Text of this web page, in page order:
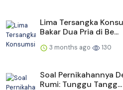
Lima Tersangka
Bakar Dua Pria di Be...
3 months ago 130
Soal Pernikahannya
Rumi: Tunggu Tangg...